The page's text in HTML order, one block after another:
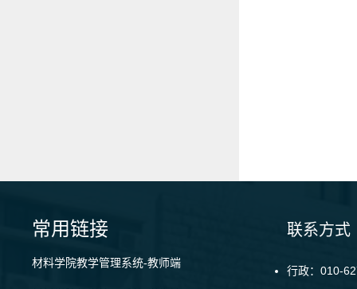
常用链接
材料学院教学管理系统-教师端
联系方式
行政：010-